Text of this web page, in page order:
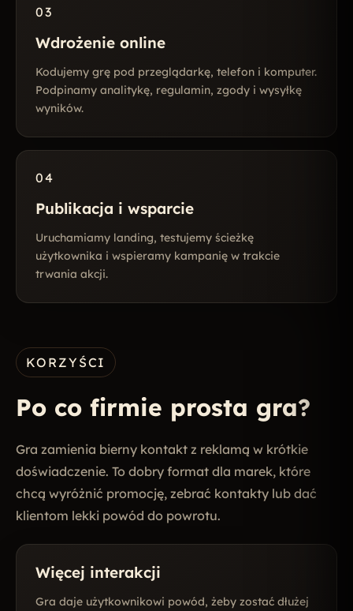
03
Wdrożenie online
Kodujemy grę pod przeglądarkę, telefon i komputer.
Podpinamy analitykę, regulamin, zgody i wysyłkę
wyników.
04
Publikacja i wsparcie
Uruchamiamy landing, testujemy ścieżkę
użytkownika i wspieramy kampanię w trakcie
trwania akcji.
KORZYŚCI
Po co firmie prosta gra?
Gra zamienia bierny kontakt z reklamą w krótkie
doświadczenie. To dobry format dla marek, które
chcą wyróżnić promocję, zebrać kontakty lub dać
klientom lekki powód do powrotu.
Więcej interakcji
Gra daje użytkownikowi powód, żeby zostać dłużej